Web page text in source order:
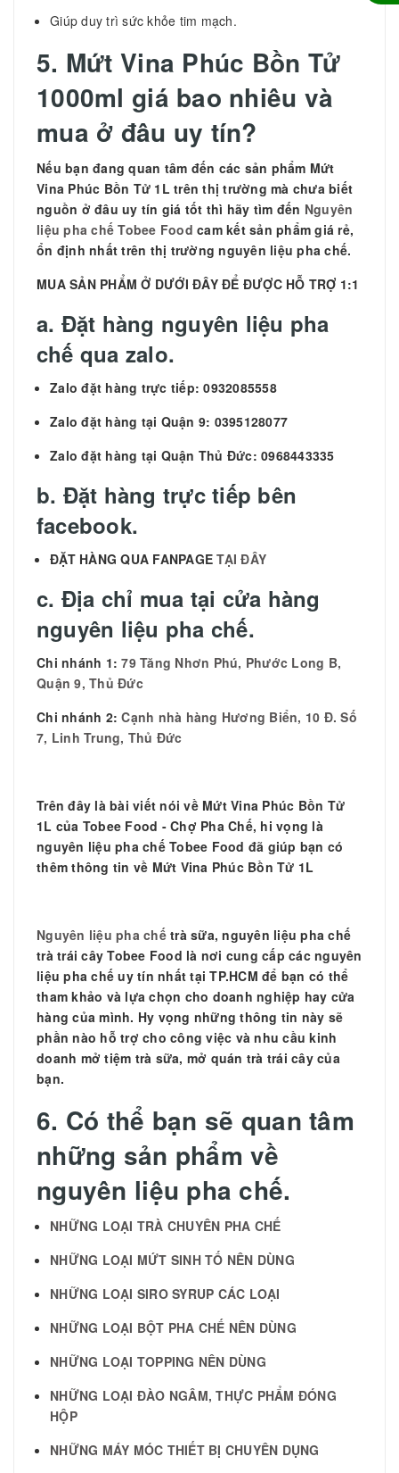
Giúp duy trì sức khỏe tim mạch.
5. Mứt Vina Phúc Bồn Tử
1000ml giá bao nhiêu và
mua ở đâu uy tín?
Nếu bạn đang quan tâm đến các sản phẩm Mứt
Vina Phúc Bồn Tử 1L trên thị trường mà chưa biết
nguồn ở đâu uy tín giá tốt thì hãy tìm đến Nguyên
liệu pha chế Tobee Food cam kết sản phẩm giá rẻ,
ổn định nhất trên thị trường nguyên liệu pha chế.
MUA SẢN PHẨM Ở DƯỚI ĐÂY ĐỂ ĐƯỢC HỖ TRỢ 1:1
a. Đặt hàng nguyên liệu pha
chế qua zalo.
Zalo đặt hàng trực tiếp: 0932085558
Zalo đặt hàng tại Quận 9: 0395128077
Zalo đặt hàng tại Quận Thủ Đức: 0968443335
b. Đặt hàng trực tiếp bên
facebook.
ĐẶT HÀNG QUA FANPAGETẠI ĐÂY
c. Địa chỉ mua tại cửa hàng
nguyên liệu pha chế.
Chi nhánh 1:79 Tăng Nhơn Phú, Phước Long B,
Quận 9, Thủ Đức
Chi nhánh 2:Cạnh nhà hàng Hương Biển, 10 Đ. Số
7, Linh Trung, Thủ Đức
Trên đây là bài viết nói về Mứt Vina Phúc Bồn Tử
1L của Tobee Food - Chợ Pha Chế, hi vọng là
nguyên liệu pha chế Tobee Food đã giúp bạn có
thêm thông tin về Mứt Vina Phúc Bồn Tử 1L
Nguyên liệu pha chếtrà sữa, nguyên liệu pha chế
trà trái cây Tobee Food là nơi cung cấp các nguyên
liệu pha chế uy tín nhất tại TP.HCM để bạn có thể
tham khảo và lựa chọn cho doanh nghiệp hay cửa
hàng của mình. Hy vọng những thông tin này sẽ
phần nào hỗ trợ cho công việc và nhu cầu kinh
doanh mở tiệm trà sữa, mở quán trà trái cây của
bạn.
6. Có thể bạn sẽ quan tâm
những sản phẩm về
nguyên liệu pha chế.
NHỮNG LOẠI TRÀ CHUYÊN PHA CHẾ
NHỮNG LOẠI MỨT SINH TỐ NÊN DÙNG
NHỮNG LOẠI SIRO SYRUP CÁC LOẠI
NHỮNG LOẠI BỘT PHA CHẾ NÊN DÙNG
NHỮNG LOẠI TOPPING NÊN DÙNG
NHỮNG LOẠI ĐÀO NGÂM, THỰC PHẨM ĐÓNG
HỘP
NHỮNG MÁY MÓC THIẾT BỊ CHUYÊN DỤNG